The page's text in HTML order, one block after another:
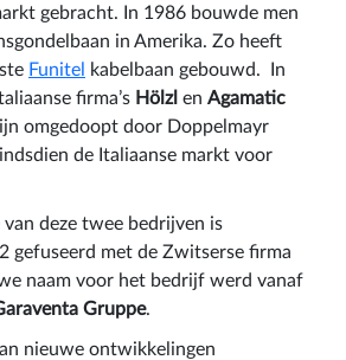
gebracht. In 1986 bouwde men
in Amerika. Zo heeft
Funitel kabelbaan gebouwd. In
firma’s Hölzl en Agamatic
omgedoopt door Doppelmayr
de Italiaanse markt voor
deze twee bedrijven is
gefuseerd met de Zwitserse firma
naam voor het bedrijf werd vanaf
Gruppe.
nieuwe ontwikkelingen